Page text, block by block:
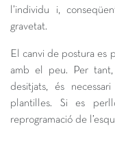
l’individu i,
gravetat.
El canvi de postura es
amb el peu. Per tant,
desitjats, és
plantilles. Si es
reprogramació de